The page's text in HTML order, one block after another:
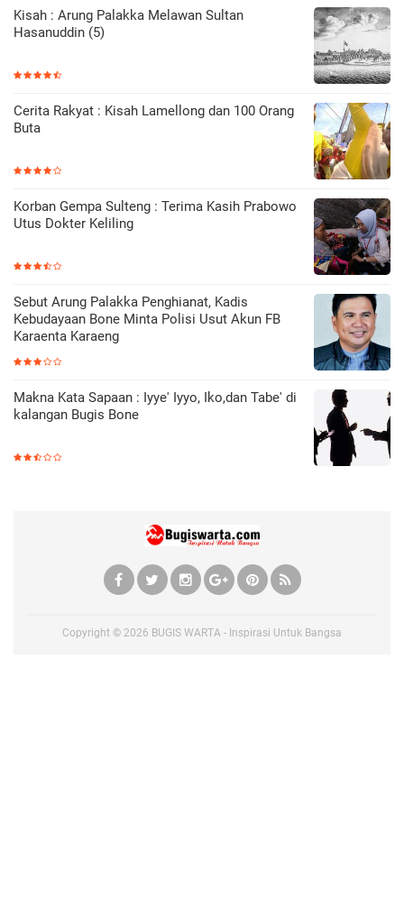
Kisah : Arung Palakka Melawan Sultan
Hasanuddin (5)
Cerita Rakyat : Kisah Lamellong dan 100 Orang
Buta
Korban Gempa Sulteng : Terima Kasih Prabowo
Utus Dokter Keliling
Sebut Arung Palakka Penghianat, Kadis
Kebudayaan Bone Minta Polisi Usut Akun FB
Karaenta Karaeng
Makna Kata Sapaan : Iyye' Iyyo, Iko,dan Tabe' di
kalangan Bugis Bone
Copyright © 2026 BUGIS WARTA - Inspirasi Untuk Bangsa